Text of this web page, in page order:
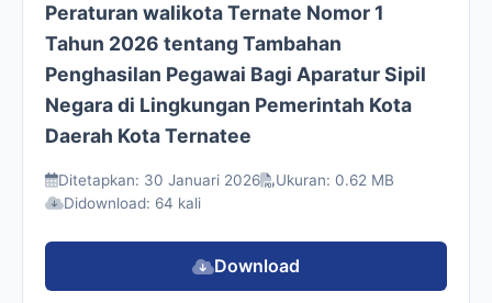
Peraturan walikota Ternate Nomor 1
Tahun 2026 tentang Tambahan
Penghasilan Pegawai Bagi Aparatur Sipil
Negara di Lingkungan Pemerintah Kota
Daerah Kota Ternatee
Ditetapkan: 30 Januari 2026
Ukuran: 0.62 MB
Didownload: 64 kali
Download